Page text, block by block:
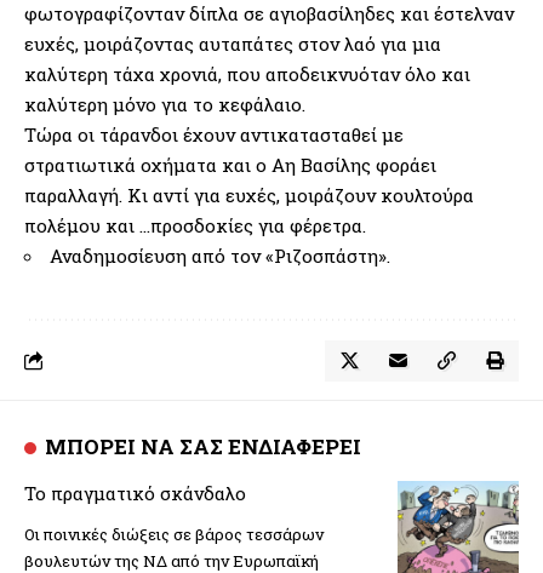
φωτογραφίζονταν δίπλα σε αγιοβασίληδες και έστελναν
ευχές, μοιράζοντας αυταπάτες στον λαό για μια
καλύτερη τάχα χρονιά, που αποδεικνυόταν όλο και
καλύτερη μόνο για το κεφάλαιο.
Τώρα οι τάρανδοι έχουν αντικατασταθεί με
στρατιωτικά οχήματα και ο Αη Βασίλης φοράει
παραλλαγή. Κι αντί για ευχές, μοιράζουν κουλτούρα
πολέμου και …προσδοκίες για φέρετρα.
Αναδημοσίευση από τον «Ριζοσπάστη».
ΜΠΟΡΕΙ ΝΑ ΣΑΣ ΕΝΔΙΑΦΕΡΕΙ
Το πραγματικό σκάνδαλο
Οι ποινικές διώξεις σε βάρος τεσσάρων
βουλευτών της ΝΔ από την Ευρωπαϊκή